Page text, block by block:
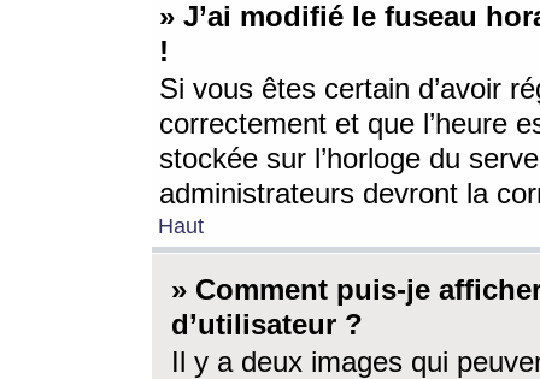
» J’ai modifié le fuseau
!
Si vous êtes certain d’avoir
correctement et que l’heure
stockée sur l’horloge du
administrateurs devront la
Haut
» Comment puis-je
d’utilisateur ?
Il y a deux images qui